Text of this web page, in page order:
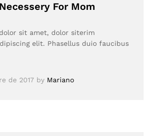
For Mom
sit amet, dolor siterim
elit. Phasellus duio faucibus
de 2017 by Mariano